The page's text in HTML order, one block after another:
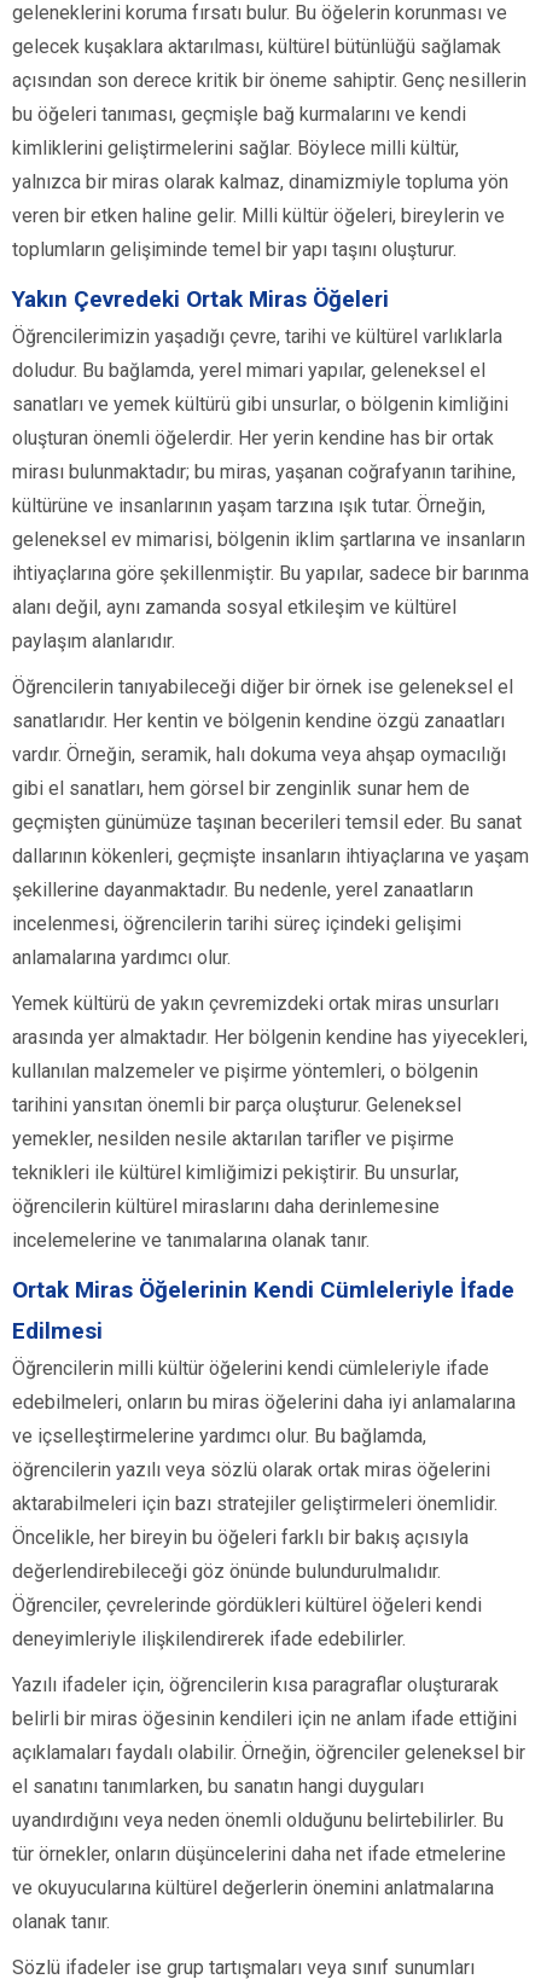
geleneklerini koruma fırsatı bulur. Bu öğelerin korunması ve
gelecek kuşaklara aktarılması, kültürel bütünlüğü sağlamak
açısından son derece kritik bir öneme sahiptir. Genç nesillerin
bu öğeleri tanıması, geçmişle bağ kurmalarını ve kendi
kimliklerini geliştirmelerini sağlar. Böylece milli kültür,
yalnızca bir miras olarak kalmaz, dinamizmiyle topluma yön
veren bir etken haline gelir. Milli kültür öğeleri, bireylerin ve
toplumların gelişiminde temel bir yapı taşını oluşturur.
Yakın Çevredeki Ortak Miras Öğeleri
Öğrencilerimizin yaşadığı çevre, tarihi ve kültürel varlıklarla
doludur. Bu bağlamda, yerel mimari yapılar, geleneksel el
sanatları ve yemek kültürü gibi unsurlar, o bölgenin kimliğini
oluşturan önemli öğelerdir. Her yerin kendine has bir ortak
mirası bulunmaktadır; bu miras, yaşanan coğrafyanın tarihine,
kültürüne ve insanlarının yaşam tarzına ışık tutar. Örneğin,
geleneksel ev mimarisi, bölgenin iklim şartlarına ve insanların
ihtiyaçlarına göre şekillenmiştir. Bu yapılar, sadece bir barınma
alanı değil, aynı zamanda sosyal etkileşim ve kültürel
paylaşım alanlarıdır.
Öğrencilerin tanıyabileceği diğer bir örnek ise geleneksel el
sanatlarıdır. Her kentin ve bölgenin kendine özgü zanaatları
vardır. Örneğin, seramik, halı dokuma veya ahşap oymacılığı
gibi el sanatları, hem görsel bir zenginlik sunar hem de
geçmişten günümüze taşınan becerileri temsil eder. Bu sanat
dallarının kökenleri, geçmişte insanların ihtiyaçlarına ve yaşam
şekillerine dayanmaktadır. Bu nedenle, yerel zanaatların
incelenmesi, öğrencilerin tarihi süreç içindeki gelişimi
anlamalarına yardımcı olur.
Yemek kültürü de yakın çevremizdeki ortak miras unsurları
arasında yer almaktadır. Her bölgenin kendine has yiyecekleri,
kullanılan malzemeler ve pişirme yöntemleri, o bölgenin
tarihini yansıtan önemli bir parça oluşturur. Geleneksel
yemekler, nesilden nesile aktarılan tarifler ve pişirme
teknikleri ile kültürel kimliğimizi pekiştirir. Bu unsurlar,
öğrencilerin kültürel miraslarını daha derinlemesine
incelemelerine ve tanımalarına olanak tanır.
Ortak Miras Öğelerinin Kendi Cümleleriyle İfade
Edilmesi
Öğrencilerin milli kültür öğelerini kendi cümleleriyle ifade
edebilmeleri, onların bu miras öğelerini daha iyi anlamalarına
ve içselleştirmelerine yardımcı olur. Bu bağlamda,
öğrencilerin yazılı veya sözlü olarak ortak miras öğelerini
aktarabilmeleri için bazı stratejiler geliştirmeleri önemlidir.
Öncelikle, her bireyin bu öğeleri farklı bir bakış açısıyla
değerlendirebileceği göz önünde bulundurulmalıdır.
Öğrenciler, çevrelerinde gördükleri kültürel öğeleri kendi
deneyimleriyle ilişkilendirerek ifade edebilirler.
Yazılı ifadeler için, öğrencilerin kısa paragraflar oluşturarak
belirli bir miras öğesinin kendileri için ne anlam ifade ettiğini
açıklamaları faydalı olabilir. Örneğin, öğrenciler geleneksel bir
el sanatını tanımlarken, bu sanatın hangi duyguları
uyandırdığını veya neden önemli olduğunu belirtebilirler. Bu
tür örnekler, onların düşüncelerini daha net ifade etmelerine
ve okuyucularına kültürel değerlerin önemini anlatmalarına
olanak tanır.
Sözlü ifadeler ise grup tartışmaları veya sınıf sunumları